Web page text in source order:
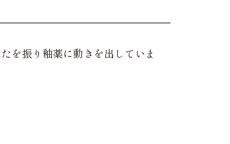
を振り釉薬に動きを出していま